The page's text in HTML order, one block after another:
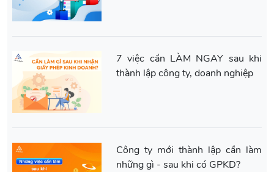
7 việc cần LÀM NGAY sau khi
thành lập công ty, doanh nghiệp
Công ty mới thành lập cần làm
những gì - sau khi có GPKD?